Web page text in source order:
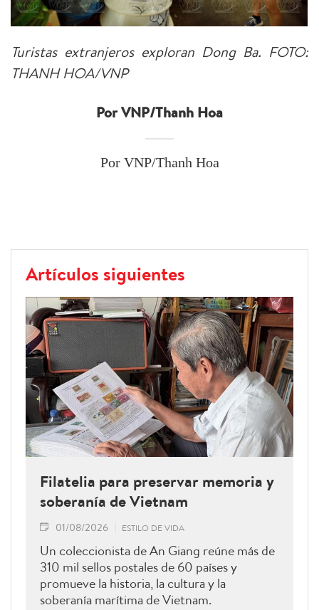
Turistas extranjeros exploran Dong Ba. FOTO:
THANH HOA/VNP
Por VNP/Thanh Hoa
Por VNP/Thanh Hoa
Artículos siguientes
Filatelia para preservar memoria y
soberanía de Vietnam
01/08/2026 ESTILO DE VIDA
Un coleccionista de An Giang reúne más de
310 mil sellos postales de 60 países y
promueve la historia, la cultura y la
soberanía marítima de Vietnam.